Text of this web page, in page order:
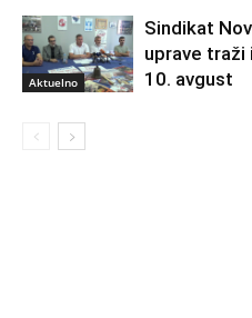
Aktuelno
Sindikat
uprave traži
10. avgust